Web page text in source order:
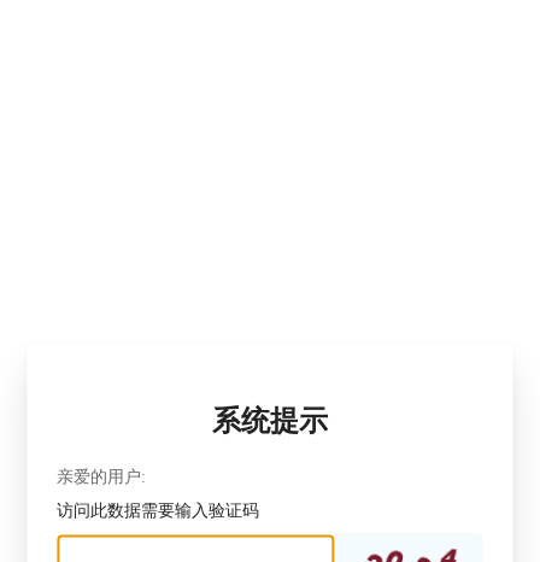
系统提示
亲爱的用户:
访问此数据需要输入验证码